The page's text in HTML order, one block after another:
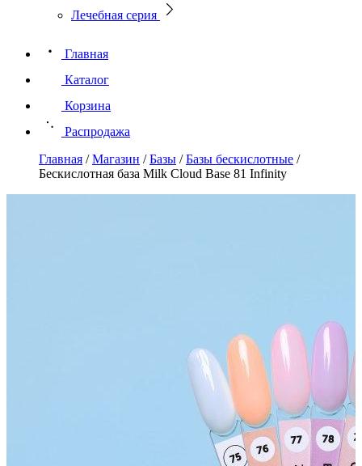
Лечебная серия
Главная
Каталог
Корзина
Распродажа
Главная /Магазин /Базы /Базы бескислотные /
Бескислотная база Milk Cloud Base 81 Infinity